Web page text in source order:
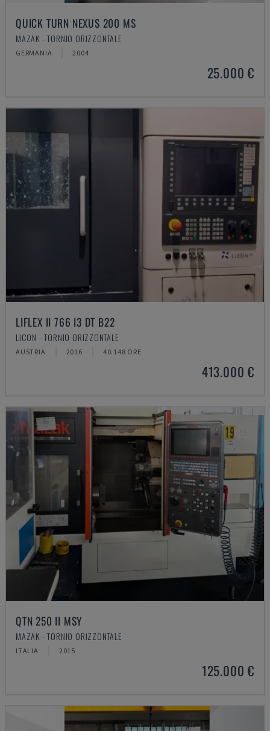
QUICK TURN NEXUS 200 MS
MAZAK - TORNIO ORIZZONTALE
GERMANIA 2004
25.000 €
LIFLEX II 766 I3 DT B22
LICON - TORNIO ORIZZONTALE
AUSTRIA 2016 40.148 ORE
413.000 €
QTN 250 II MSY
MAZAK - TORNIO ORIZZONTALE
ITALIA 2015
125.000 €